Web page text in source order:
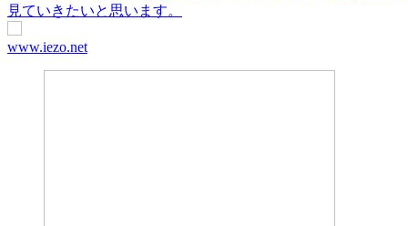
見ていきたいと思います。
www.iezo.net